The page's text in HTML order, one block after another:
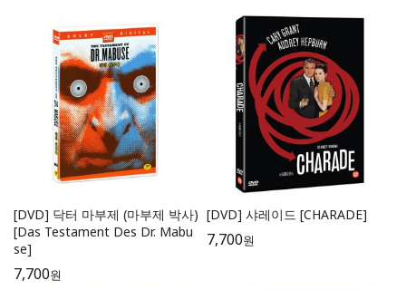
[DVD] 닥터 마부제 (마부제 박사)
[Das Testament Des Dr. Mabu
se]
7,700원
[DVD] 샤레이드 [CHARADE]
7,700원